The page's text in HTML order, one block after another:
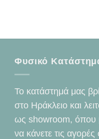
Φυσικό
Το κατάστημά μας
στο Ηράκλειο και
ως showroom, όπου
να κάνετε τις